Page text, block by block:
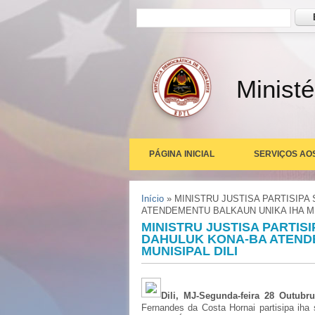
Formulário de busca
PÁGINA INICIAL SERVIÇOS
Você está aqui
Início » MINISTRU JUSTISA PARTISIPA
ATENDEMENTU BALKAUN UNIKA IHA
MINISTRU JUSTISA
DAHULUK KONA-BA
MUNISIPAL DILI
Dili, MJ-Segunda-feira 28
Fernandes da Costa Hornai partisipa